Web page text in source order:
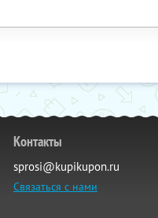
Контакты
sprosi@kupikupon.ru
Связаться с нами